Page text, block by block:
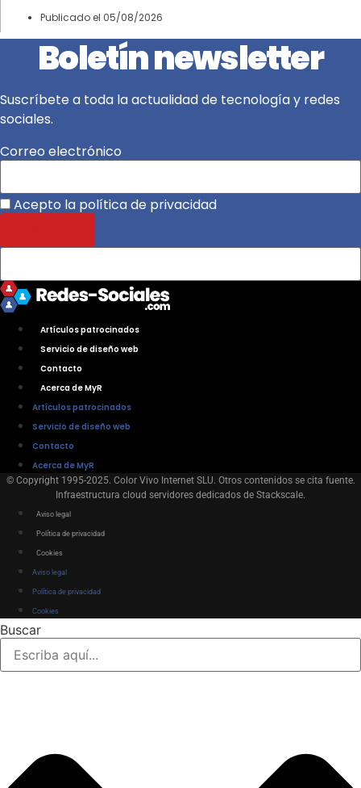
Publicado el 05/08/2026
Boletín newsletter
Suscríbete a toda la actualidad de tecnología y redes
sociales.
Correo electrónico
Acepto la política de privacidad
Artículos patrocinados
Servicio de diseño web
Contacto
Acerca de MyR
Artículos patrocinados
Servicio de diseño web
Contacto
Acerca de MyR
© Copyright 1995-2025. Color Vivo Internet SLU. Otros contenidos se cita fuente.
Infraestructura cloud servidores dedicados de Stackscale.
Aviso legal
Política de privacidad
Cookies
Aviso legal
Política de privacidad
Cookies
Buscar